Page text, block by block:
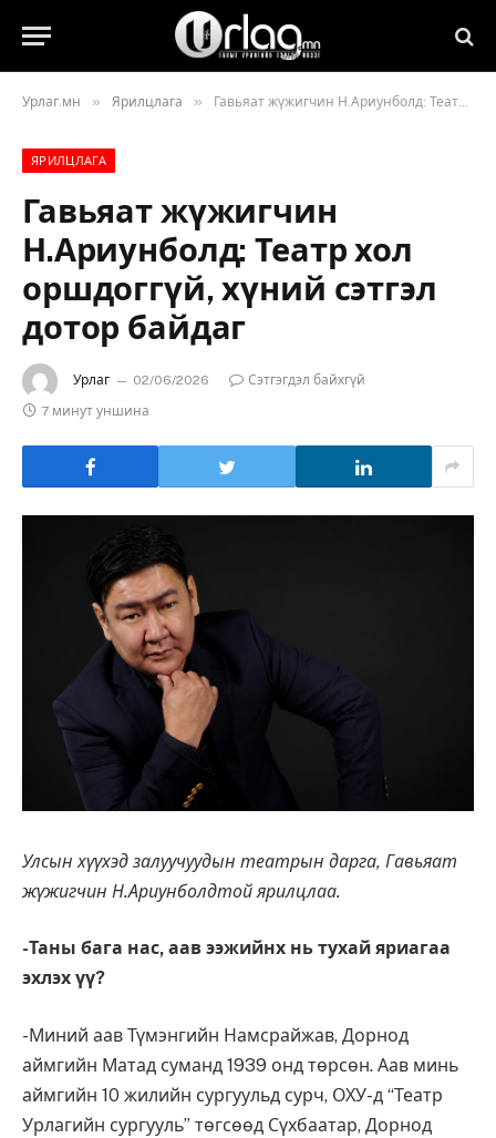
Урлаг.мн » Ярилцлага » Гавьяат жүжигчин Н.Ариунболд: Театр хол оршдоггүй, хүний сэтгэл дотор байдаг
ЯРИЛЦЛАГА
Гавьяат жүжигчин
Н.Ариунболд: Театр хол
оршдоггүй, хүний сэтгэл
дотор байдаг
Урлаг 02/06/2026
Сэтгэгдэл байхгүй
7 минут уншина
Улсын хүүхэд залуучуудын театрын дарга, Гавьяат
жүжигчин Н.Ариунболдтой ярилцлаа.
-Таны бага нас, аав ээжийнх нь тухай яриагаа
эхлэх үү?
-Миний аав Түмэнгийн Намсрайжав, Дорнод
аймгийн Матад суманд 1939 онд төрсөн. Аав минь
аймгийн 10 жилийн сургуульд сурч, ОХУ-д “Театр
Урлагийн сургууль” төгсөөд Сүхбаатар, Дорнод